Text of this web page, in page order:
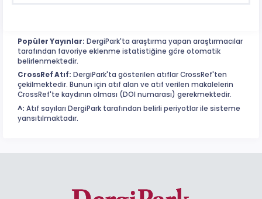
Popüler Yayınlar: DergiPark'ta araştırma yapan araştırmacılar
tarafından favoriye eklenme istatistiğine göre otomatik
belirlenmektedir.
CrossRef Atıf: DergiPark'ta gösterilen atıflar CrossRef'ten
çekilmektedir. Bunun için atıf alan ve atıf verilen makalelerin
CrossRef'te kaydının olması (DOI numarası) gerekmektedir.
^: Atıf sayıları DergiPark tarafından belirli periyotlar ile sisteme
yansıtılmaktadır.